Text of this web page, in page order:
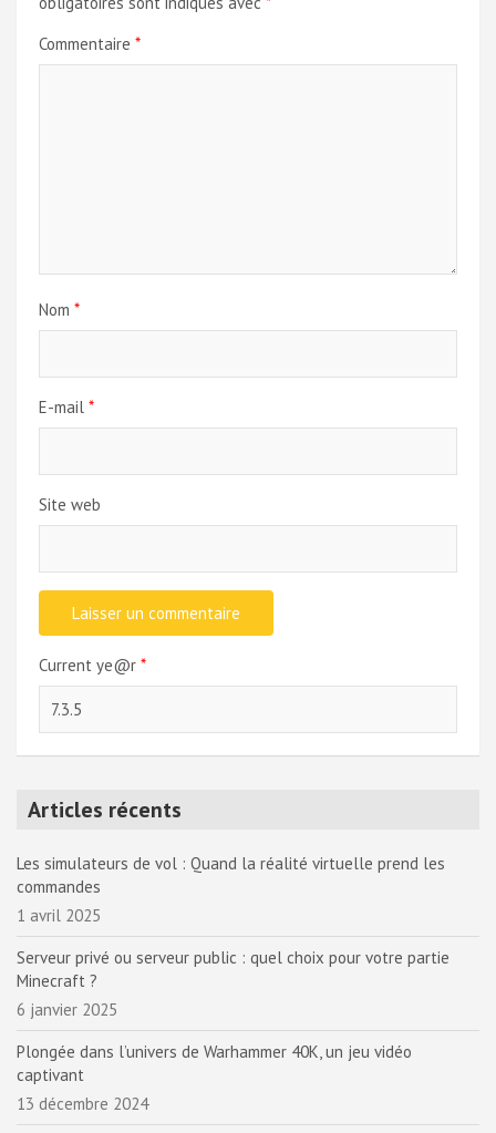
Commentaire *
Nom *
E-mail *
Site web
Current ye@r *
Articles récents
Les simulateurs de vol : Quand la réalité virtuelle prend les
commandes
1 avril 2025
Serveur privé ou serveur public : quel choix pour votre partie
Minecraft ?
6 janvier 2025
Plongée dans l’univers de Warhammer 40K, un jeu vidéo
captivant
13 décembre 2024